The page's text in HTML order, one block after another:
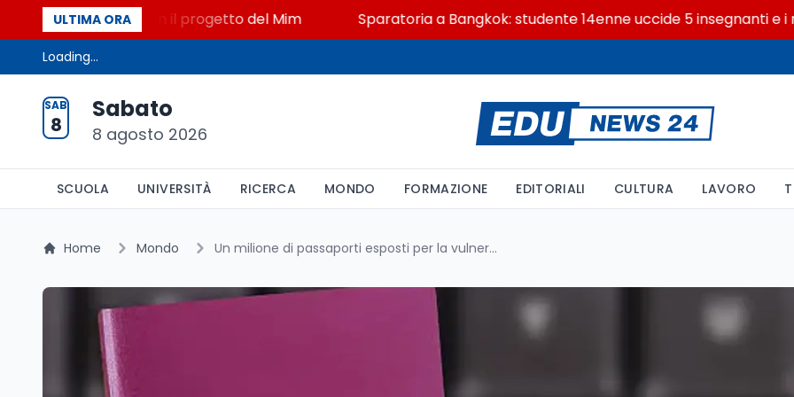
ULTIMA ORA
a Lerici con il progetto del Mim Sparatoria a Bangkok: studente 14enne uccide 5 insegnanti e i nonni
Loading...
SAB
8
Sabato
8 agosto 2026
SCUOLA UNIVERSITÀ RICERCA MONDO FORMAZIONE EDITORIALI CULTURA LAVORO
Home Mondo Un milione di passaporti esposti per la vulnerabilita' piu' banale del web